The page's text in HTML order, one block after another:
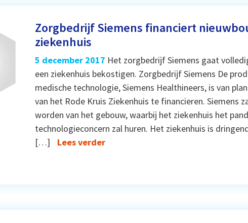
Zorgbedrijf Siemens financiert
ziekenhuis
5 december 2017 Het zorgbedrijf Siemens gaat
een ziekenhuis bekostigen. Zorgbedrijf Siemens De
medische technologie, Siemens Healthineers, is van
van het Rode Kruis Ziekenhuis te financieren. Siemens
worden van het gebouw, waarbij het ziekenhuis het
technologieconcern zal huren. Het ziekenhuis is
[…]
Lees verder